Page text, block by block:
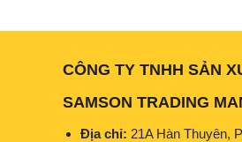
CÔNG TY TNHH SẢN
SAMSON TRADING
Địa chỉ: 21A Hàn Thuyên,